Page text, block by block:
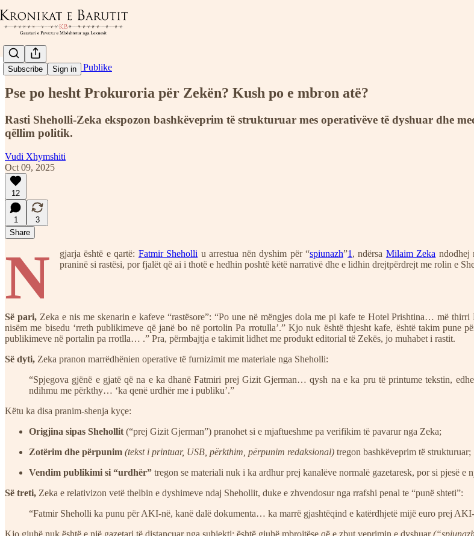
Subscribe Sign in
Politikë dhe Çështje Publike
Pse po hesht Prokuroria për Zekën? Kush po e mbron atë?
Rasti Sheholli-Zeka ekspozon bashkëveprim të strukturuar mes operativëve të dyshuar dhe
qëllim politik.
Vudi Xhymshiti
Oct 09, 2025
12
1
3
Share
N gjarja është e qartë: Fatmir Sheholli u arrestua nën dyshim për “spiunazh”1 , ndërsa Milaim Zeka ndodhej
praninë si rastësi, por fjalët që ai i thotë e hedhin poshtë këtë narrativë dhe e lidhin drejtpërdrejt me rolin e
Së pari,Zeka e nis me skenarin e kafeve “rastësore”: “Po une në mëngjes dola me pi kafe te Hotel Prishtina… më
nisëm me bisedu ‘rreth publikimeve që janë bo në portolin Pa rrotulla’.” Kjo nuk është thjesht kafe, është takim pune
publikimeve në portalin pa rrotlla… .” Pra, përmbajtja e takimit lidhet me produkt editorial të Zekës, jo muhabet i rastit.
Së dyti, Zeka pranon marrëdhënien operative të furnizimit me materiale nga Sheholli:
“Spjegova gjënë e gjatë që na e ka dhanë Fatmiri prej Gizit Gjerman… qysh na e ka pru të printume tekstin,
ndihmu me përkthy… ‘ka qenë urdhër me i publiku’.”
Këtu ka disa pranim-shenja kyçe:
Origjina sipas Shehollit (“prej Gizit Gjerman”) pranohet si e mjaftueshme pa verifikim të pavarur nga Zeka;
Zotërim dhe përpunim (tekst i printuar, USB, përkthim, përpunim redaksional) tregon bashkëveprim të strukturuar;
Vendim publikimi si “urdhër” tregon se materiali nuk i ka ardhur prej kanalëve normalë gazetaresk, por si pjesë e
Së treti, Zeka e relativizon vetë thelbin e dyshimeve ndaj Shehollit, duke e zhvendosur nga rrafshi penal te “punë shteti”:
“Fatmir Sheholli ka punu për AKI-në, kanë dalë dokumenta… ka marrë gjashtëqind e katërdhjetë mijë euro prej
Kjo gjuhë nuk është e një gazetari të distancuar nga subjekti; është gjuhë mbrojtëse që e zbut veprimin e dyshuar